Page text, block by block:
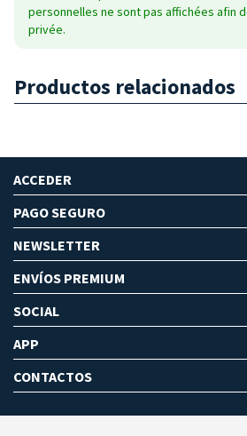
personnelles ne sont pas affichées afin
privée.
Productos relacionados
ACCEDER
PAGO SEGURO
NEWSLETTER
ENVÍOS PREMIUM
SOCIAL
APP
CONTACTOS